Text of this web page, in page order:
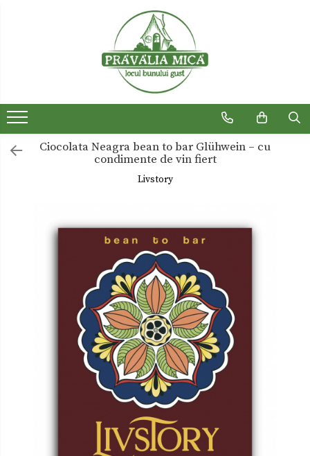
Dulceturi fara zahar
Dulciuri de casa
Ciocolata Neagra bean to bar Glühwein – cu
condimente de vin fiert
Livstory